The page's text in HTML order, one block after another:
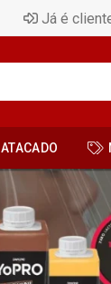
Já é
ATACADO